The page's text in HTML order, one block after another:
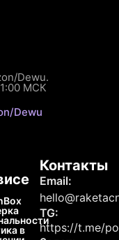
Dewu.
МСК
Dewu
в
Контакты
Email:
TG:
https://t.me/